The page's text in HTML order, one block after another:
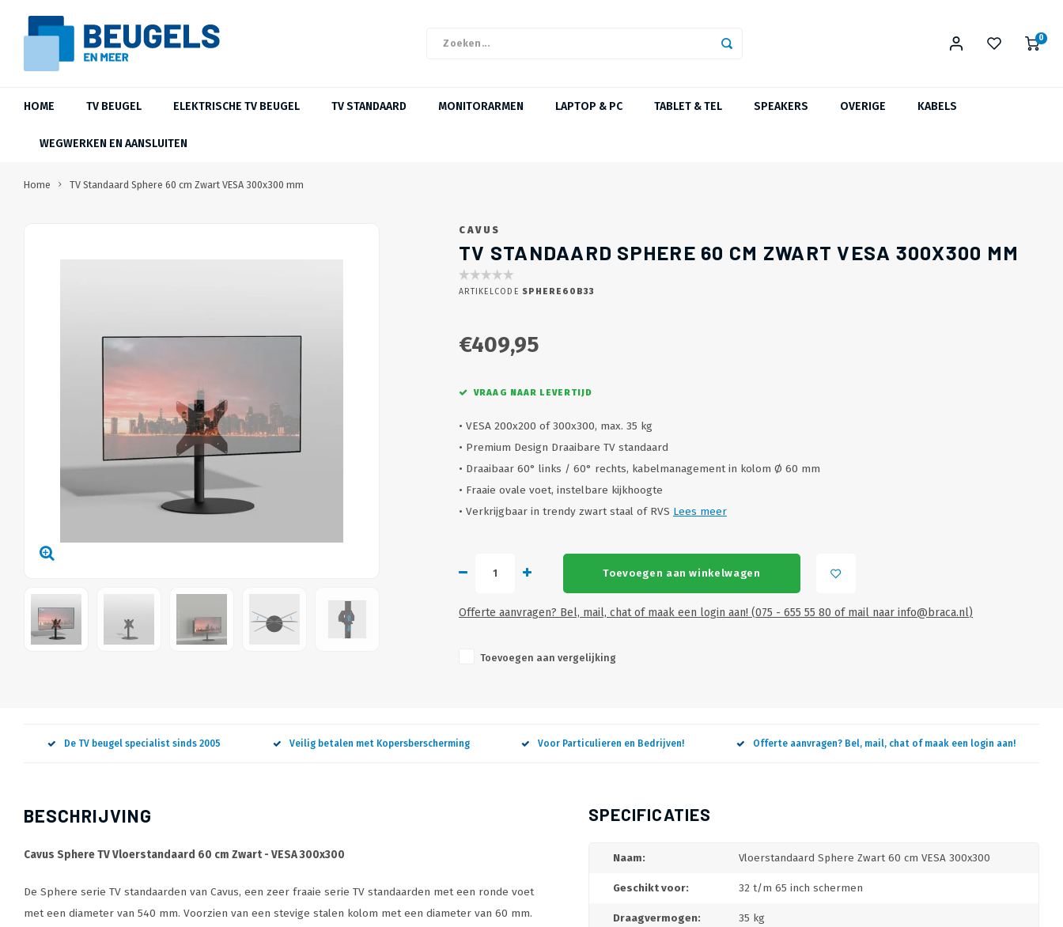
0
HOME TV BEUGEL ELEKTRISCHE TV BEUGEL TV STANDAARD MONITORARMEN LAPTOP & PC TABLET & TEL SPEAKERS OVERIGE KABELS
WEGWERKEN EN AANSLUITEN
Home TV Standaard Sphere 60 cm Zwart VESA 300x300 mm
CAVUS
TV STANDAARD SPHERE 60 CM ZWART VESA 300X300 MM
ARTIKELCODE SPHERE60B33
€409,95
VRAAG NAAR LEVERTIJD
• VESA 200x200 of 300x300, max. 35 kg
• Premium Design Draaibare TV standaard
• Draaibaar 60° links / 60° rechts, kabelmanagement in kolom Ø 60 mm
• Fraaie ovale voet, instelbare kijkhoogte
• Verkrijgbaar in trendy zwart staal of RVS Lees meer
Toevoegen aan winkelwagen
Offerte aanvragen? Bel, mail, chat of maak een login aan! (075 - 655 55 80 of mail naar info@braca.nl)
Toevoegen aan vergelijking
De TV beugel specialist sinds 2005 Veilig betalen met Kopersberscherming Voor Particulieren en Bedrijven! Offerte aanvragen? Bel, mail, chat of maak een login aan!
BESCHRIJVING
Cavus Sphere TV Vloerstandaard 60 cm Zwart - VESA 300x300
De Sphere serie TV standaarden van Cavus, een zeer fraaie serie TV standaarden met een ronde voet
met een diameter van 540 mm. Voorzien van een stevige stalen kolom met een diameter van 60 mm.
SPECIFICATIES
Naam: Vloerstandaard Sphere Zwart 60 cm VESA 300x300
Geschikt voor: 32 t/m 65 inch schermen
Draagvermogen: 35 kg